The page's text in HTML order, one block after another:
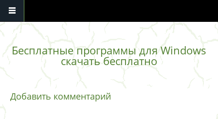
Перейти к основному содержанию
Бесплатные программы для Windows
скачать бесплатно
Добавить комментарий